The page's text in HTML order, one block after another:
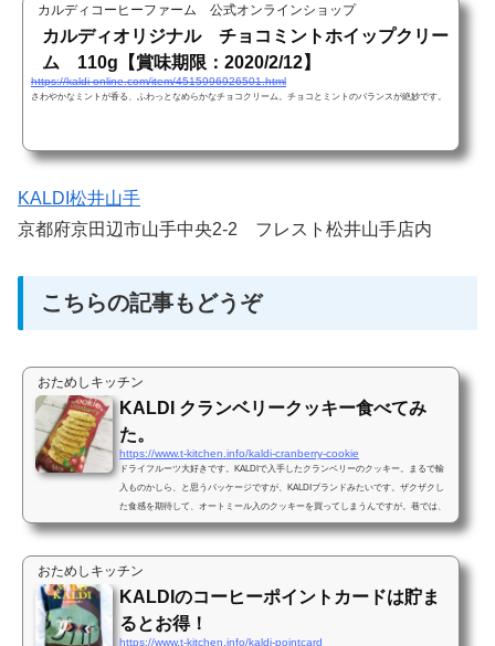
カルディコーヒーファーム 公式オンラインショップ
カルディオリジナル チョコミントホイップクリー
ム 110g【賞味期限：2020/2/12】
https://kaldi-online.com/item/4515996926501.html
さわやかなミントが香る、ふわっとなめらかなチョコクリーム。チョコとミントのバランスが絶妙です。
KALDI松井山手
京都府京田辺市山手中央2-2 フレスト松井山手店内
こちらの記事もどうぞ
おためしキッチン
KALDI クランベリークッキー食べてみ
た。
https://www.t-kitchen.info/kaldi-cranberry-cookie
ドライフルーツ大好きです。KALDIで入手したクランベリーのクッキー。まるで輸
入ものかしら、と思うパッケージですが、KALDIブランドみたいです。ザクザクし
た食感を期待して、オートミール入のクッキーを買ってしまうんですが。巷では、
オートミール売り切れてるとか聞きましたが、なんでやろう。オートミール食べる
おためしキッチン
KALDIのコーヒーポイントカードは貯ま
るとお得！
https://www.t-kitchen.info/kaldi-pointcard